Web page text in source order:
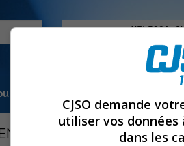
ne rien manquer à Sorel-Tracy
OPINION
CJSO demande
utiliser vos données
dans les